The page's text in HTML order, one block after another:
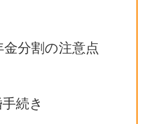
分割の注意点
続き